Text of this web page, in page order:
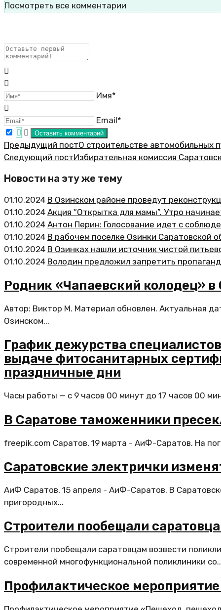
Посмотреть все комментарии
Имя*
Email*
Предыдущий постО строительстве автомобильных
Следующий постИзбирательная комиссия
Новости на эту же тему
01.10.2024 В Озинском районе проведут
01.10.2024 Акция “Открытка для мамы”. Утро
01.10.2024 Антон Перин: Голосование идет с
01.10.2024 В рабочем поселке Озинки Саратовской
01.10.2024 В Озинках нашли источник чистой
01.10.2024 Володин предложил запретить
Родник «Чапаевский колодец»
Автор: Виктор М. Материал обновлен. Актуальная
Озинском...
График дежурства
выдаче фитосанитарных
праздничные дни
Часы работы — с 9 часов 00 минут до 17 часов 00
В Саратове таможенники
freepik.com Саратов, 19 марта - АиФ-Саратов. На
Саратовские электрички
АиФ Саратов, 15 апреля - АиФ-Саратов. В
пригородных...
Строители пообещали
Строители пообещали саратовцам возвести
современной многофункциональной поликлиники
Профилактическое